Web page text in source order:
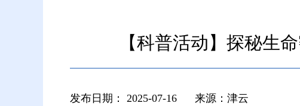
【科普活动】探秘生
发布日期： 2025-07-16 来源：津云